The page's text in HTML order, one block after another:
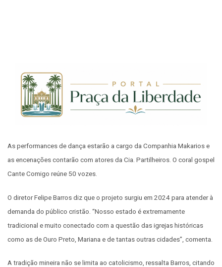
As performances de dança estarão a cargo da Companhia Makarios e
as encenações contarão com atores da Cia. Partilheiros. O coral gospel
Cante Comigo reúne 50 vozes.
O diretor Felipe Barros diz que o projeto surgiu em 2024 para atender à
demanda do público cristão. “Nosso estado é extremamente
tradicional e muito conectado com a questão das igrejas históricas
como as de Ouro Preto, Mariana e de tantas outras cidades”, comenta.
A tradição mineira não se limita ao catolicismo, ressalta Barros, citando